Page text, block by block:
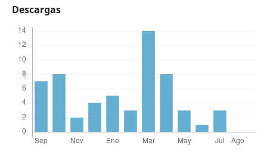
Descargas